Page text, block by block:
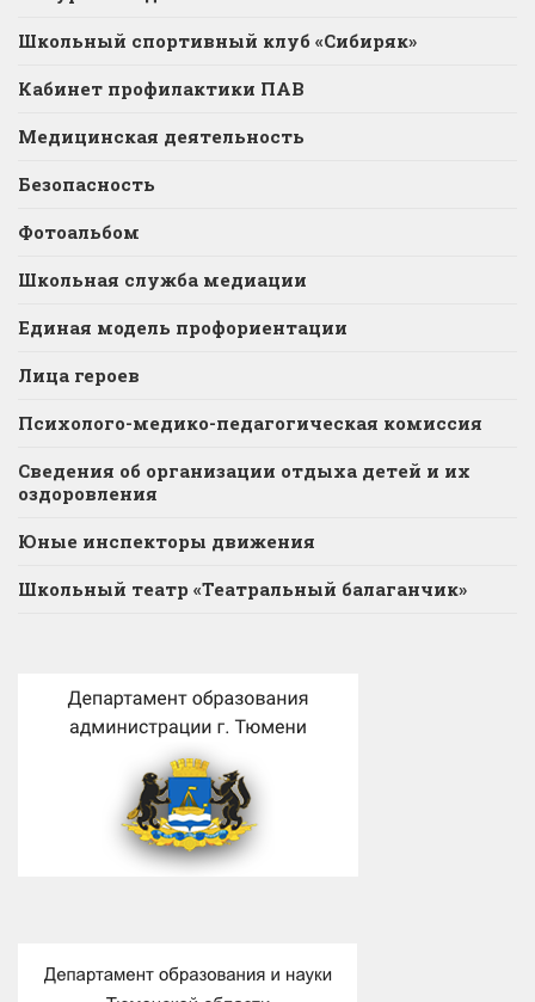
Школьный спортивный клуб «Сибиряк»
Кабинет профилактики ПАВ
Медицинская деятельность
Безопасность
Фотоальбом
Школьная служба медиации
Единая модель профориентации
Лица героев
Психолого-медико-педагогическая комиссия
Сведения об организации отдыха детей и их
оздоровления
Юные инспекторы движения
Школьный театр «Театральный балаганчик»